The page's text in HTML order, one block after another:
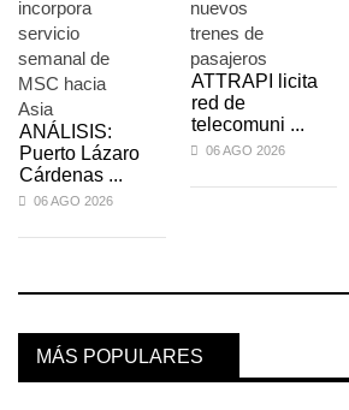
ANÁLISIS:
Puerto Lázaro
Cárdenas ...
06 AGO 2026
ATTRAPI licita
red de
telecomuni ...
06 AGO 2026
MÁS POPULARES